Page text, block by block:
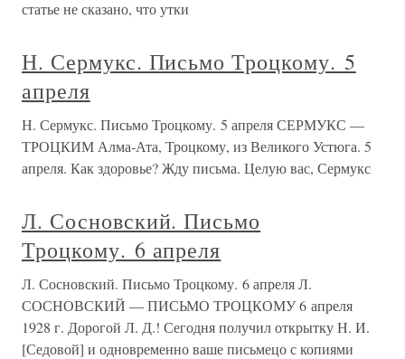
статье не сказано, что утки
Н. Сермукс. Письмо Троцкому. 5
апреля
Н. Сермукс. Письмо Троцкому. 5 апреля СЕРМУКС —
ТРОЦКИМ Алма-Ата, Троцкому, из Великого Устюга. 5
апреля. Как здоровье? Жду письма. Целую вас, Сермукс
Л. Сосновский. Письмо
Троцкому. 6 апреля
Л. Сосновский. Письмо Троцкому. 6 апреля Л.
СОСНОВСКИЙ — ПИСЬМО ТРОЦКОМУ 6 апреля
1928 г. Дорогой Л. Д.! Сегодня получил открытку Н. И.
[Седовой] и одновременно ваше письмецо с копиями